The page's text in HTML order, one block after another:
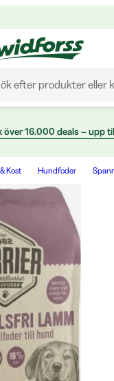
efter produkter eller
över 16.000 deals – upp
Kost Hundfoder